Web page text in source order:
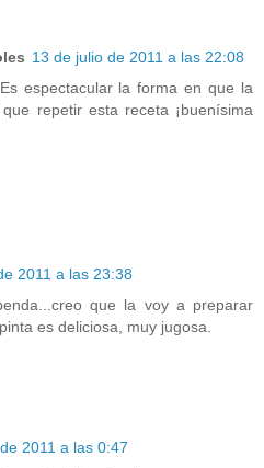
13 de julio de 2011 a las 22:08
espectacular la forma en que la
repetir esta receta ¡buenísima
2011 a las 23:38
que la voy a preparar
es deliciosa, muy jugosa.
2011 a las 0:47